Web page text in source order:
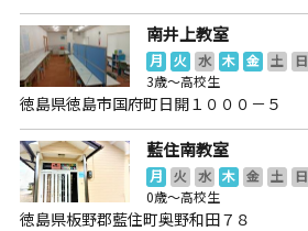
南井上教室
月 火 水 木 金 土
日
3歳～高校生
徳島県徳島市国府町日開１０００－５
藍住南教室
月 火 水 木 金 土
日
0歳～高校生
徳島県板野郡藍住町奥野和田７８